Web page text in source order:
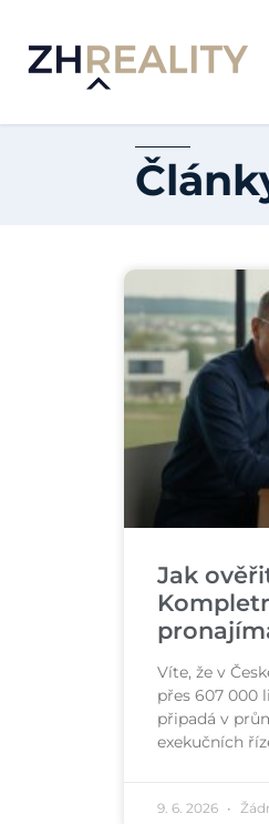
Jak
Víte, že v
přes 607 000
připadá v
exekučních
9. 6. 2026